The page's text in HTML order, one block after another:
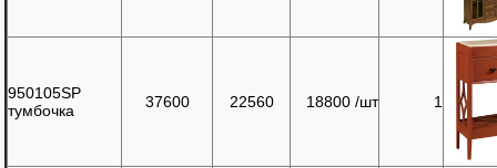
950105SP
тумбочка
37600 22560 18800 /шт 1